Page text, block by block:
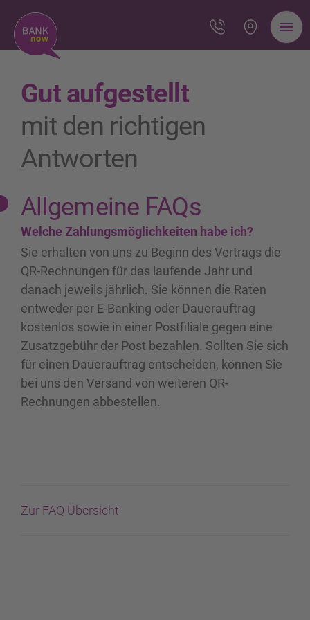
Gut aufgestellt
mit den richtigen
Antworten
Allgemeine FAQs
Welche Zahlungsmöglichkeiten habe ich?
Sie erhalten von uns zu Beginn des Vertrags die
QR-Rechnungen für das laufende Jahr und
danach jeweils jährlich. Sie können die Raten
entweder per E-Banking oder Dauerauftrag
kostenlos sowie in einer Postfiliale gegen eine
Zusatzgebühr der Post bezahlen. Sollten Sie sich
für einen Dauerauftrag entscheiden, können Sie
bei uns den Versand von weiteren QR-
Rechnungen abbestellen.
Zur FAQ Übersicht